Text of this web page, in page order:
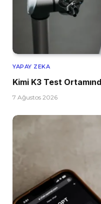
YAPAY ZEKA
Kimi K3 Test
7 Ağustos 2026